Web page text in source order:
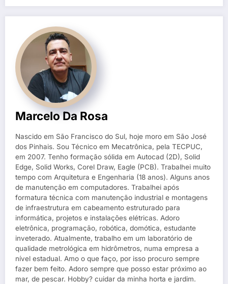
Marcelo Da Rosa
Nascido em São Francisco do Sul, hoje moro em São José
dos Pinhais. Sou Técnico em Mecatrônica, pela TECPUC,
em 2007. Tenho formação sólida em Autocad (2D), Solid
Edge, Solid Works, Corel Draw, Eagle (PCB). Trabalhei muito
tempo com Arquitetura e Engenharia (18 anos). Alguns anos
de manutenção em computadores. Trabalhei após
formatura técnica com manutenção industrial e montagens
de infraestrutura em cabeamento estruturado para
informática, projetos e instalações elétricas. Adoro
eletrônica, programação, robótica, domótica, estudante
inveterado. Atualmente, trabalho em um laboratório de
qualidade metrológica em hidrômetros, numa empresa a
nível estadual. Amo o que faço, por isso procuro sempre
fazer bem feito. Adoro sempre que posso estar próximo ao
mar, de pescar. Hobby? cuidar da minha horta e jardim.